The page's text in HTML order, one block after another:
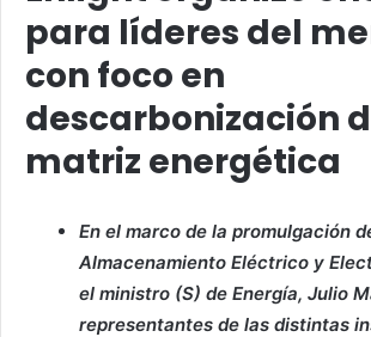
para líderes del
con foco en
descarbonización
matriz energética
En el marco de la promulgación
Almacenamiento Eléctrico y
el ministro (S) de Energía, Julio
representantes de las distintas